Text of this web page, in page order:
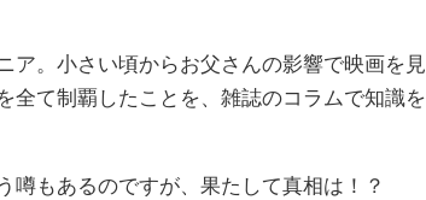
ア。小さい頃からお父さんの影響で映画を見
全て制覇したことを、雑誌のコラムで知識を
噂もあるのですが、果たして真相は！？